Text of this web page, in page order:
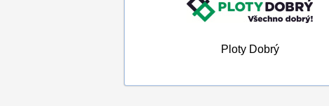
Ploty Dobrý